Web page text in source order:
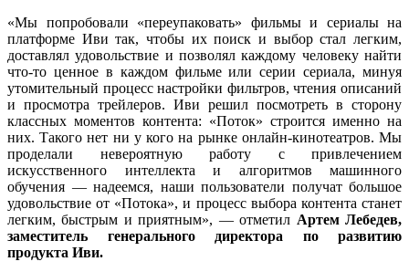
«Мы попробовали «переупаковать» фильмы и сериалы на
платформе Иви так, чтобы их поиск и выбор стал легким,
доставлял удовольствие и позволял каждому человеку найти
что-то ценное в каждом фильме или серии сериала, минуя
утомительный процесс настройки фильтров, чтения описаний
и просмотра трейлеров. Иви решил посмотреть в сторону
классных моментов контента: «Поток» строится именно на
них. Такого нет ни у кого на рынке онлайн-кинотеатров. Мы
проделали невероятную работу с привлечением
искусственного интеллекта и алгоритмов машинного
обучения — надеемся, наши пользователи получат большое
удовольствие от «Потока», и процесс выбора контента станет
легким, быстрым и приятным», — отметил Артем Лебедев,
заместитель генерального директора по развитию
продукта Иви.